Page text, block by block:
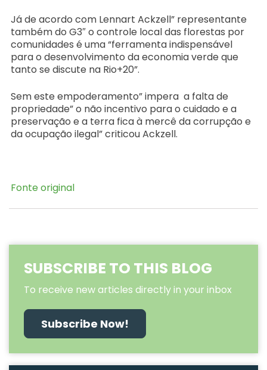
Já de acordo com Lennart Ackzell” representante
também do G3″ o controle local das florestas por
comunidades é uma “ferramenta indispensável
para o desenvolvimento da economia verde que
tanto se discute na Rio+20”.
Sem este empoderamento” impera a falta de
propriedade” o não incentivo para o cuidado e a
preservação e a terra fica à mercê da corrupção e
da ocupação ilegal” criticou Ackzell.
Fonte original
SUBSCRIBE TO THIS BLOG
To receive new articles directly in your inbox
Subscribe Now!